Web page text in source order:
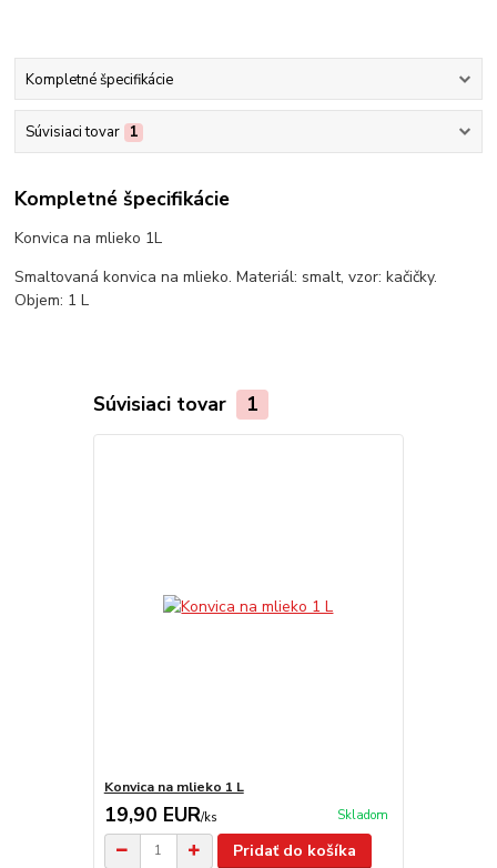
Kompletné špecifikácie
Súvisiaci tovar 1
Kompletné špecifikácie
Konvica na mlieko 1L
Smaltovaná konvica na mlieko. Materiál: smalt, vzor: kačičky.
Objem: 1 L
Súvisiaci tovar 1
Konvica na mlieko 1 L
19,90 EUR/ks Skladom
Pridať do košíka